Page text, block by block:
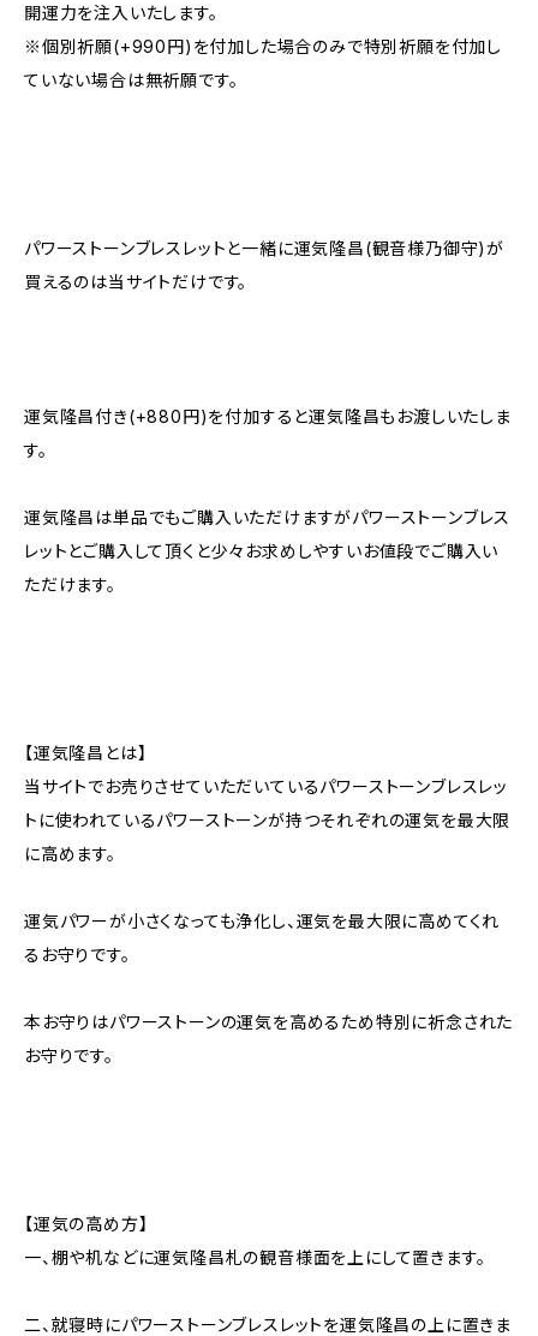
開運力を注入いたします。
※個別祈願(+990円)を付加した場合のみで特別祈願を付加し
ていない場合は無祈願です。
パワーストーンブレスレットと一緒に運気隆昌(観音様乃御守)が
買えるのは当サイトだけです。
運気隆昌付き(+880円)を付加すると運気隆昌もお渡しいたしま
す。
運気隆昌は単品でもご購入いただけますがパワーストーンブレス
レットとご購入して頂くと少々お求めしやすいお値段でご購入い
ただけます。
【運気隆昌とは】
当サイトでお売りさせていただいているパワーストーンブレスレッ
トに使われているパワーストーンが持つそれぞれの運気を最大限
に高めます。
運気パワーが小さくなっても浄化し、運気を最大限に高めてくれ
るお守りです。
本お守りはパワーストーンの運気を高めるため特別に祈念された
お守りです。
【運気の高め方】
一、棚や机などに運気隆昌札の観音様面を上にして置きます。
二、就寝時にパワーストーンブレスレットを運気隆昌の上に置きま